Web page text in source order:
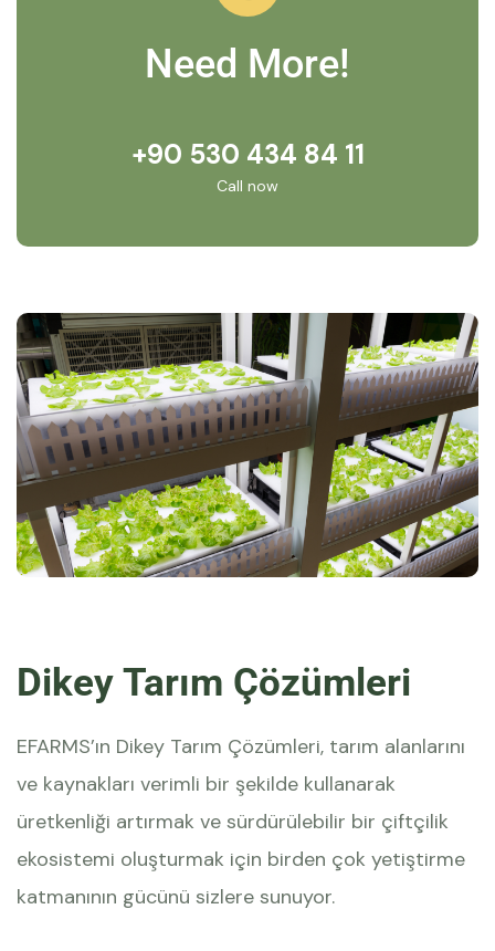
Need More!
+90 530 434 84 11
Call now
Dikey Tarım Çözümleri
EFARMS’ın Dikey Tarım Çözümleri, tarım alanlarını
ve kaynakları verimli bir şekilde kullanarak
üretkenliği artırmak ve sürdürülebilir bir çiftçilik
ekosistemi oluşturmak için birden çok yetiştirme
katmanının gücünü sizlere sunuyor.